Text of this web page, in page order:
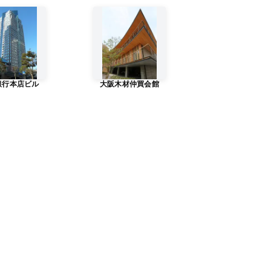
行本店ビル 大阪木材仲買会館